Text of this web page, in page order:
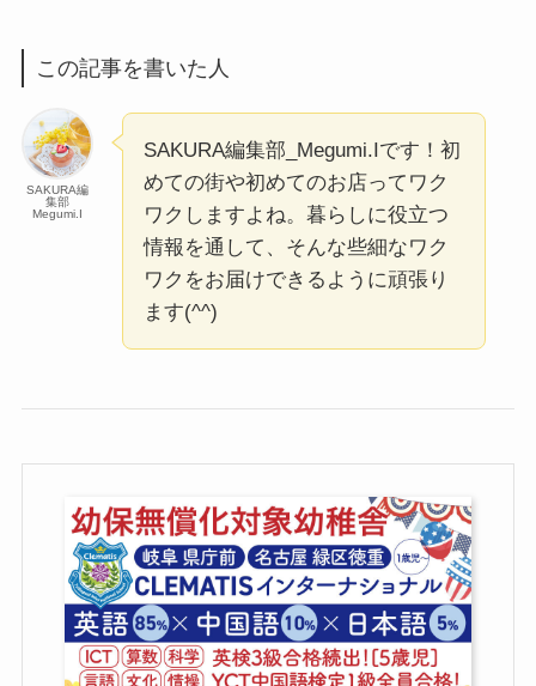
この記事を書いた人
SAKURA編
集部
Megumi.I
SAKURA編集部_Megumi.Iです！初
めての街や初めてのお店ってワク
ワクしますよね。暮らしに役立つ
情報を通して、そんな些細なワク
ワクをお届けできるように頑張り
ます(^^)